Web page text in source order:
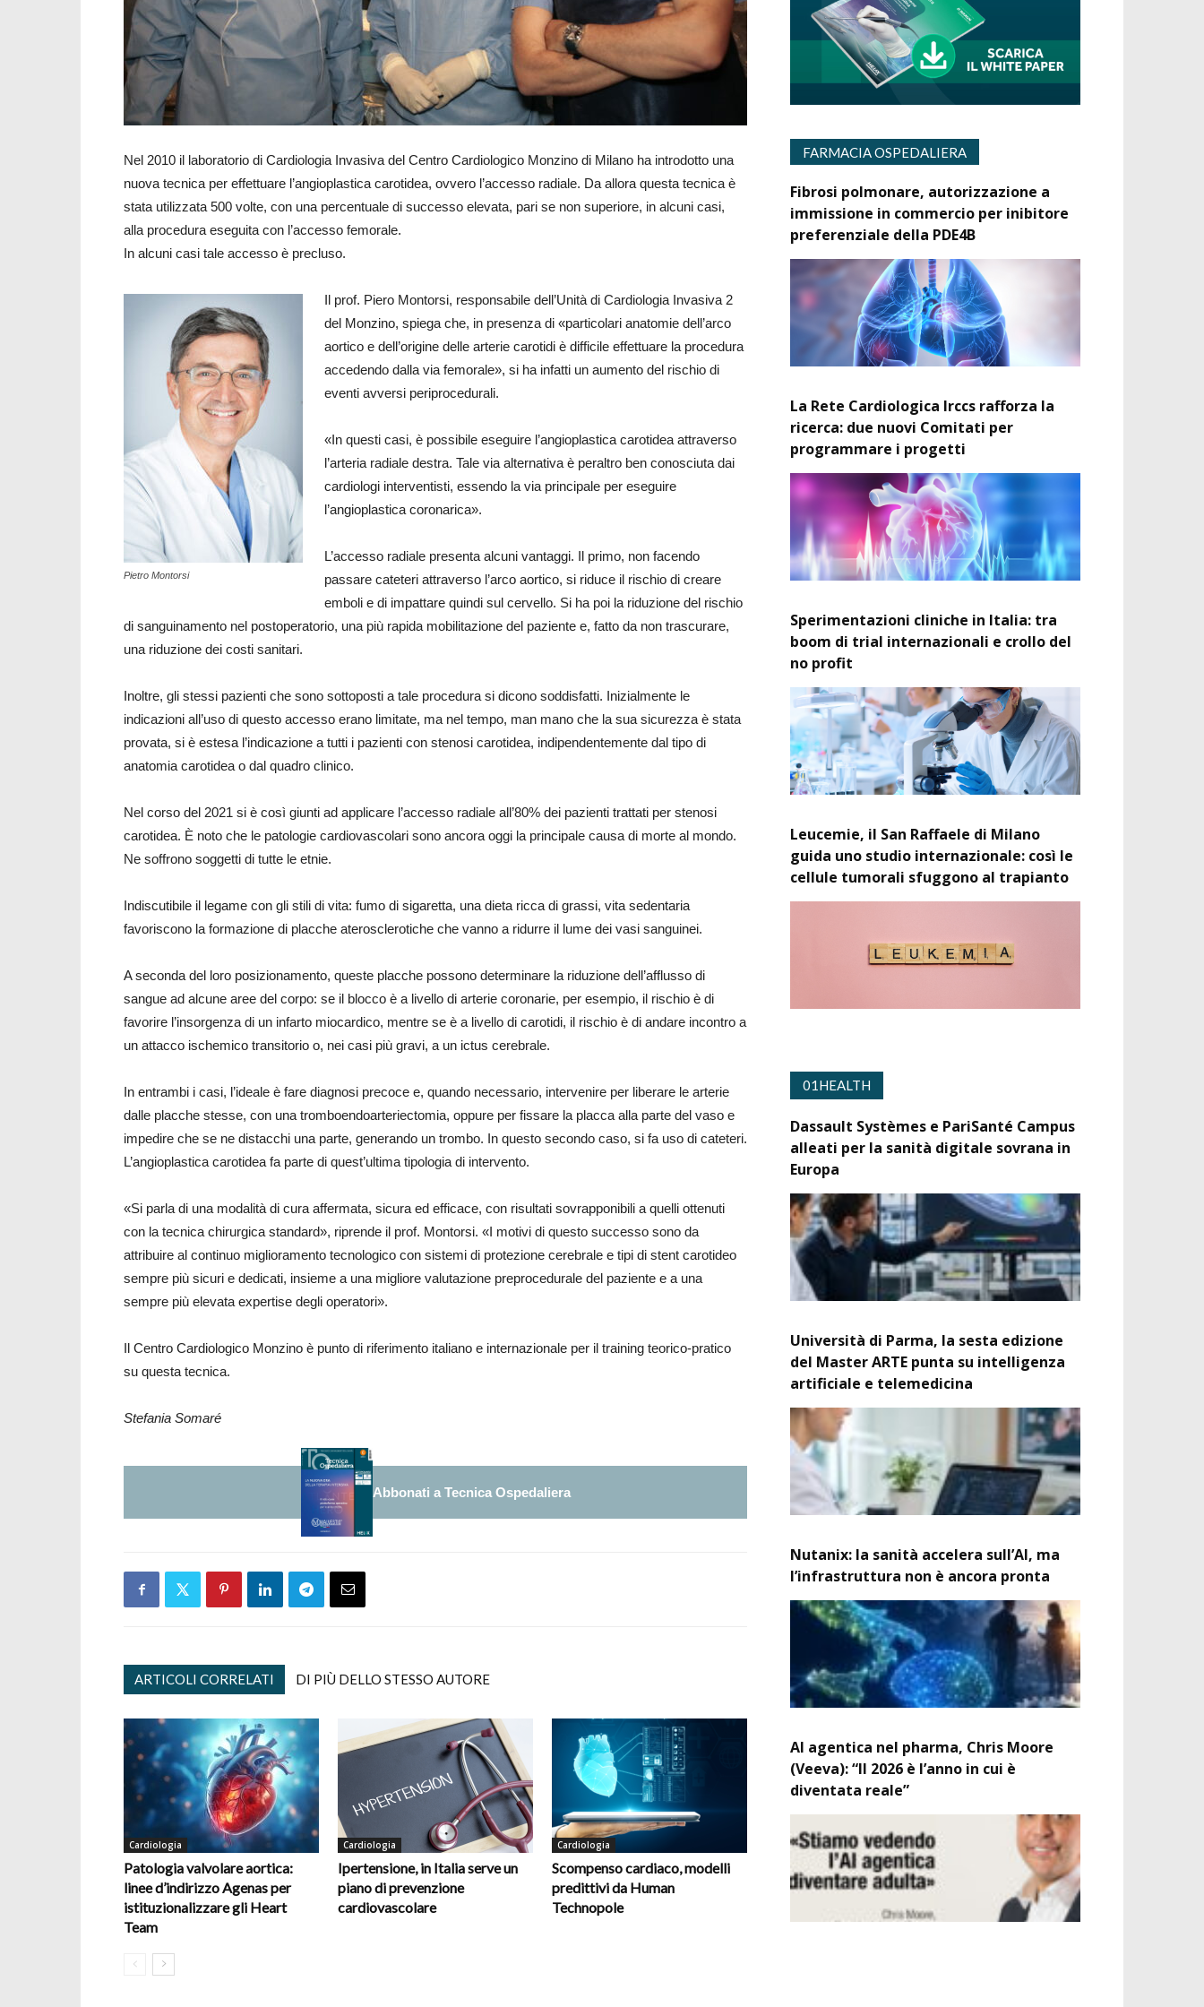
Nel 2010 il laboratorio di Cardiologia Invasiva del Centro Cardiologico Monzino di Milano ha introdotto una
nuova tecnica per effettuare l’angioplastica carotidea, ovvero l’accesso radiale. Da allora questa tecnica è
stata utilizzata 500 volte, con una percentuale di successo elevata, pari se non superiore, in alcuni casi,
alla procedura eseguita con l’accesso femorale.
In alcuni casi tale accesso è precluso.
Pietro Montorsi
Il prof. Piero Montorsi, responsabile dell’Unità di Cardiologia Invasiva 2
del Monzino, spiega che, in presenza di «particolari anatomie dell’arco
aortico e dell’origine delle arterie carotidi è difficile effettuare la procedura
accedendo dalla via femorale», si ha infatti un aumento del rischio di
eventi avversi periprocedurali.
«In questi casi, è possibile eseguire l’angioplastica carotidea attraverso
l’arteria radiale destra. Tale via alternativa è peraltro ben conosciuta dai
cardiologi interventisti, essendo la via principale per eseguire
l’angioplastica coronarica».
L’accesso radiale presenta alcuni vantaggi. Il primo, non facendo
passare cateteri attraverso l’arco aortico, si riduce il rischio di creare
emboli e di impattare quindi sul cervello. Si ha poi la riduzione del rischio
di sanguinamento nel postoperatorio, una più rapida mobilitazione del paziente e, fatto da non trascurare,
una riduzione dei costi sanitari.
Inoltre, gli stessi pazienti che sono sottoposti a tale procedura si dicono soddisfatti. Inizialmente le
indicazioni all’uso di questo accesso erano limitate, ma nel tempo, man mano che la sua sicurezza è stata
provata, si è estesa l’indicazione a tutti i pazienti con stenosi carotidea, indipendentemente dal tipo di
anatomia carotidea o dal quadro clinico.
Nel corso del 2021 si è così giunti ad applicare l’accesso radiale all’80% dei pazienti trattati per stenosi
carotidea. È noto che le patologie cardiovascolari sono ancora oggi la principale causa di morte al mondo.
Ne soffrono soggetti di tutte le etnie.
Indiscutibile il legame con gli stili di vita: fumo di sigaretta, una dieta ricca di grassi, vita sedentaria
favoriscono la formazione di placche aterosclerotiche che vanno a ridurre il lume dei vasi sanguinei.
A seconda del loro posizionamento, queste placche possono determinare la riduzione dell’afflusso di
sangue ad alcune aree del corpo: se il blocco è a livello di arterie coronarie, per esempio, il rischio è di
favorire l’insorgenza di un infarto miocardico, mentre se è a livello di carotidi, il rischio è di andare incontro a
un attacco ischemico transitorio o, nei casi più gravi, a un ictus cerebrale.
In entrambi i casi, l’ideale è fare diagnosi precoce e, quando necessario, intervenire per liberare le arterie
dalle placche stesse, con una tromboendoarteriectomia, oppure per fissare la placca alla parte del vaso e
impedire che se ne distacchi una parte, generando un trombo. In questo secondo caso, si fa uso di cateteri.
L’angioplastica carotidea fa parte di quest’ultima tipologia di intervento.
«Si parla di una modalità di cura affermata, sicura ed efficace, con risultati sovrapponibili a quelli ottenuti
con la tecnica chirurgica standard», riprende il prof. Montorsi. «I motivi di questo successo sono da
attribuire al continuo miglioramento tecnologico con sistemi di protezione cerebrale e tipi di stent carotideo
sempre più sicuri e dedicati, insieme a una migliore valutazione preprocedurale del paziente e a una
sempre più elevata expertise degli operatori».
Il Centro Cardiologico Monzino è punto di riferimento italiano e internazionale per il training teorico-pratico
su questa tecnica.
Stefania Somaré
Abbonati a Tecnica Ospedaliera
ARTICOLI CORRELATI DI PIÙ DELLO STESSO AUTORE
Cardiologia
Patologia valvolare aortica:
linee d’indirizzo Agenas per
istituzionalizzare gli Heart
Team
Cardiologia
Ipertensione, in Italia serve un
piano di prevenzione
cardiovascolare
Cardiologia
Scompenso cardiaco, modelli
predittivi da Human
Technopole
FARMACIA OSPEDALIERA
Fibrosi polmonare, autorizzazione a
immissione in commercio per inibitore
preferenziale della PDE4B
La Rete Cardiologica Irccs rafforza la
ricerca: due nuovi Comitati per
programmare i progetti
Sperimentazioni cliniche in Italia: tra
boom di trial internazionali e crollo del
no profit
Leucemie, il San Raffaele di Milano
guida uno studio internazionale: così le
cellule tumorali sfuggono al trapianto
01HEALTH
Dassault Systèmes e PariSanté Campus
alleati per la sanità digitale sovrana in
Europa
Università di Parma, la sesta edizione
del Master ARTE punta su intelligenza
artificiale e telemedicina
Nutanix: la sanità accelera sull’AI, ma
l’infrastruttura non è ancora pronta
AI agentica nel pharma, Chris Moore
(Veeva): “Il 2026 è l’anno in cui è
diventata reale”